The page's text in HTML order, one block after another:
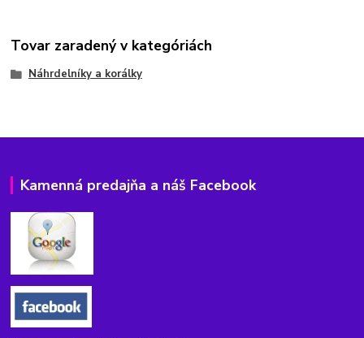
Tovar zaradený v kategóriách
Náhrdelníky a korálky
Kamenná predajňa a náš Facebook